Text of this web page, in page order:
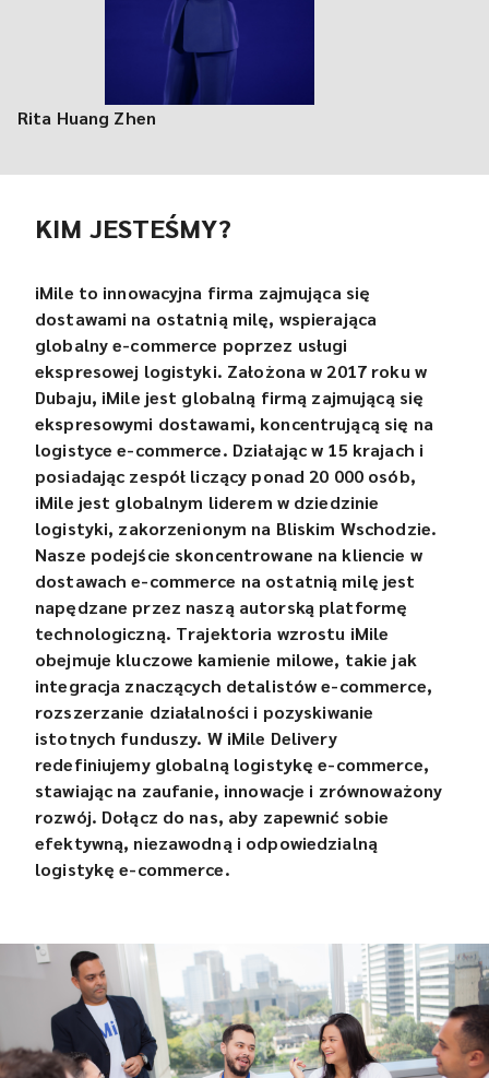
Rita Huang Zhen
KIM JESTEŚMY?
iMile to innowacyjna firma zajmująca się
dostawami na ostatnią milę, wspierająca
globalny e-commerce poprzez usługi
ekspresowej logistyki. Założona w 2017 roku w
Dubaju, iMile jest globalną firmą zajmującą się
ekspresowymi dostawami, koncentrującą się na
logistyce e-commerce. Działając w 15 krajach i
posiadając zespół liczący ponad 20 000 osób,
iMile jest globalnym liderem w dziedzinie
logistyki, zakorzenionym na Bliskim Wschodzie.
Nasze podejście skoncentrowane na kliencie w
dostawach e-commerce na ostatnią milę jest
napędzane przez naszą autorską platformę
technologiczną. Trajektoria wzrostu iMile
obejmuje kluczowe kamienie milowe, takie jak
integracja znaczących detalistów e-commerce,
rozszerzanie działalności i pozyskiwanie
istotnych funduszy. W iMile Delivery
redefiniujemy globalną logistykę e-commerce,
stawiając na zaufanie, innowacje i zrównoważony
rozwój. Dołącz do nas, aby zapewnić sobie
efektywną, niezawodną i odpowiedzialną
logistykę e-commerce.